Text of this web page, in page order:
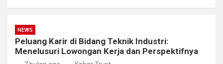
NEWS
Peluang Karir di Bidang Teknik Industri:
Menelusuri Lowongan Kerja dan Perspektifnya